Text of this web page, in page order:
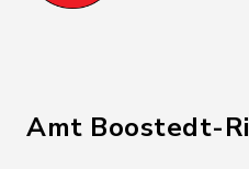
Amt Boostedt-